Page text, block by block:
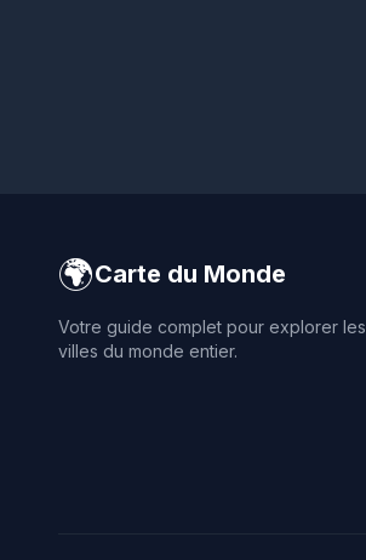
🌍Carte du Monde
Votre guide complet pour explorer les
villes du monde entier.